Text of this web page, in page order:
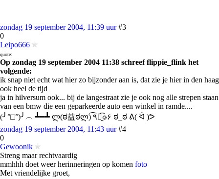
zondag 19 september 2004, 11:39 uur #3
0
Leipo666
quote:
Op zondag 19 september 2004 11:38 schreef flippie_flink het
volgende:
ik snap niet echt wat hier zo bijzonder aan is, dat zie je hier in den haag
ook heel de tijd
ja in hilversum ook... bij de langestraat zie je ook nog alle strepen staan
van een bmw die een geparkeerde auto een winkel in ramde....
(╯°□°)╯︵ ┻━┻ ლ(ಠ益ಠლ) ٩͡๏̯͡๏۶ ಠ_ಠ ᕕ( ᐛ )ᕗ
zondag 19 september 2004, 11:43 uur #4
0
Gewoonik
Streng maar rechtvaardig
mmhhh doet weer herinneringen op komen foto
Met vriendelijke groet,